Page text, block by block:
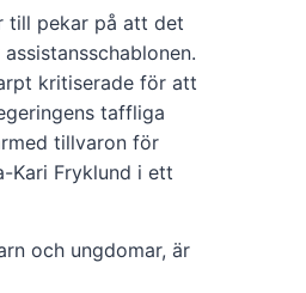
till pekar på att det
kritiserade för att
taffliga
tillvaron för
Kari Fryklund i ett
och ungdomar, är